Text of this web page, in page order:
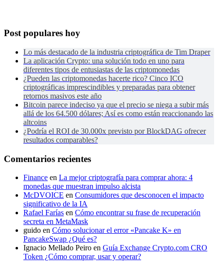
Post populares hoy
Lo más destacado de la industria criptográfica de Tim Draper
La aplicación Crypto: una solución todo en uno para
diferentes tipos de entusiastas de las criptomonedas
¿Pueden las criptomonedas hacerte rico? Cinco ICO
criptográficas imprescindibles y preparadas para obtener
retornos masivos este año
Bitcoin parece indeciso ya que el precio se niega a subir más
allá de los 64.500 dólares; Así es como están reaccionando las
altcoins
¿Podría el ROI de 30.000x previsto por BlockDAG ofrecer
resultados comparables?
Comentarios recientes
Finance en La mejor criptografía para comprar ahora: 4
monedas que muestran impulso alcista
McDVOICE en Consumidores que desconocen el impacto
significativo de la IA
Rafael Farías en Cómo encontrar su frase de recuperación
secreta en MetaMask
guido en Cómo solucionar el error «Pancake K» en
PancakeSwap ¿Qué es?
Ignacio Mellado Peiro en Guía Exchange Crypto.com CRO
Token ¿Cómo comprar, usar y operar?